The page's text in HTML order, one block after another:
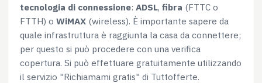
tecnologia di connessione: ADSL, fibra (FTTC o
FTTH) o WiMAX (wireless). È importante sapere da
quale infrastruttura è raggiunta la casa da connettere;
per questo si può procedere con una verifica
copertura. Si può effettuare gratuitamente utilizzando
il servizio "Richiamami gratis" di Tuttofferte.